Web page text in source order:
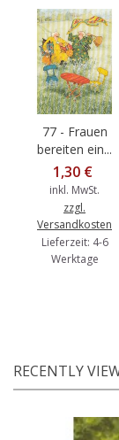
77 - Frauen
bereiten ein...
1,30 €
inkl. MwSt.
zzgl.
Versandkosten
Lieferzeit: 4-6
Werktage
RECENTLY